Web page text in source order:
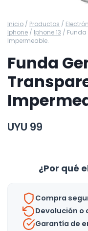
Inicio / Productos /
Iphone / Iphone 13 / Funda
Impermeable.
Funda
UYU 99
¿Por qué
Compra
Devolución o
Garantía de